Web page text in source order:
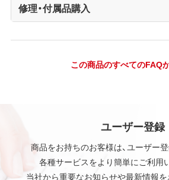
修理・付属品購入
この商品のすべてのFAQ
ユーザー登録
商品をお持ちのお客様は、ユーザー
各種サービスをより簡単にご利用
当社から重要なお知らせや最新情報を